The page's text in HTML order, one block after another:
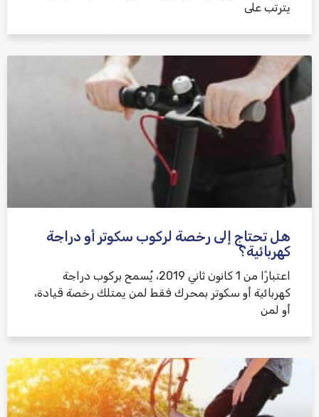
يترتب على
هل تحتاج إلى رخصة لركوب سكوتر أو دراجة
كهربائية؟
اعتبارًا من 1 كانون ثاني 2019، يُسمح بركوب دراجة
كهربائية أو سكوتر بمحرك فقط لمن يمتلك رخصة قيادة،
أو لمن